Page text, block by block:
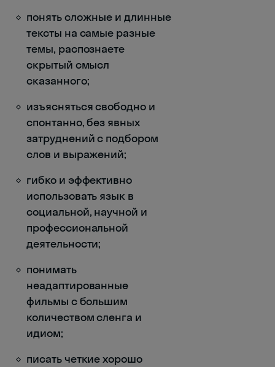
понять сложные и длинные
тексты на самые разные
темы, распознаете
скрытый смысл
сказанного;
изъясняться свободно и
спонтанно, без явных
затруднений с подбором
слов и выражений;
гибко и эффективно
использовать язык в
социальной, научной и
профессиональной
деятельности;
понимать
неадаптированные
фильмы с большим
количеством сленга и
идиом;
писать четкие хорошо